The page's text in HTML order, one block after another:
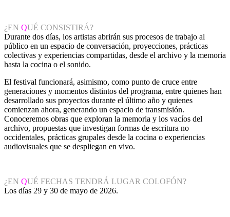
¿EN QUÉ CONSISTIRÁ?
Durante dos días, los artistas abrirán sus procesos de trabajo al
público en un espacio de conversación, proyecciones, prácticas
colectivas y experiencias compartidas, desde el archivo y la memoria
hasta la cocina o el sonido.
El festival funcionará, asimismo, como punto de cruce entre
generaciones y momentos distintos del programa, entre quienes han
desarrollado sus proyectos durante el último año y quienes
comienzan ahora, generando un espacio de transmisión.
Conoceremos obras que exploran la memoria y los vacíos del
archivo, propuestas que investigan formas de escritura no
occidentales, prácticas grupales desde la cocina o experiencias
audiovisuales que se despliegan en vivo.
¿EN QUÉ FECHAS TENDRÁ LUGAR COLOFÓN?
Los días 29 y 30 de mayo de 2026.